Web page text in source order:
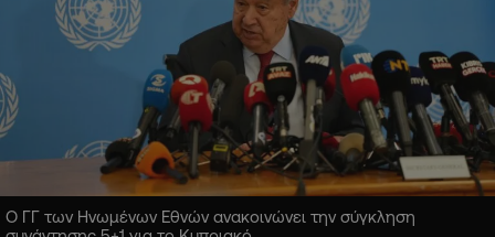
Ο ΓΓ των Ηνωμένων Εθνών ανακοινώνει την σύγκληση